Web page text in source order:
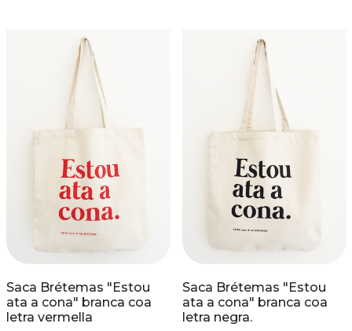
Saca Brétemas "Estou
ata a cona" branca coa
letra vermella
Saca Brétemas "Estou
ata a cona" branca coa
letra negra.